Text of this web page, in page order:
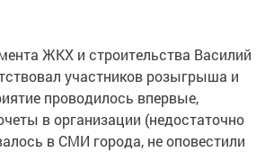
ЖКХ и строительства Василий
участников розыгрыша и
проводилось впервые,
в организации (недостаточно
в СМИ города, не оповестили